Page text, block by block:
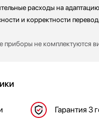
расходы на
и корректности
приборы не комплектуются
Гарантия 3